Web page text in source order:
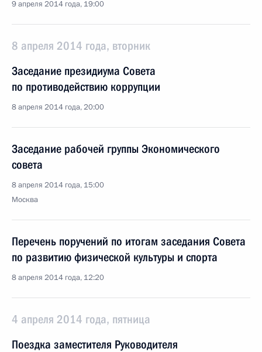
9 апреля 2014 года, 19:00
8 апреля 2014 года, вторник
Заседание президиума Совета
по противодействию коррупции
8 апреля 2014 года, 20:00
Заседание рабочей группы Экономического
совета
8 апреля 2014 года, 15:00
Москва
Перечень поручений по итогам заседания Совета
по развитию физической культуры и спорта
8 апреля 2014 года, 12:20
4 апреля 2014 года, пятница
Поездка заместителя Руководителя